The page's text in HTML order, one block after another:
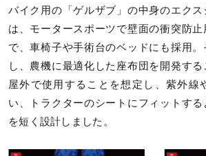
バイク用の「ゲルザブ」の中身のエクス
は、モータースポーツで壁面の衝突防
で、車椅子や手術台のベッドにも採用
し、農機に最適化した座布団を開発する
屋外で使用することを想定し、紫外線
い、トラクターのシートにフィットする
を短く設計しました。